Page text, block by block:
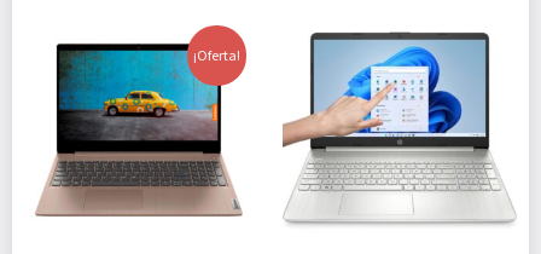
¡Oferta!